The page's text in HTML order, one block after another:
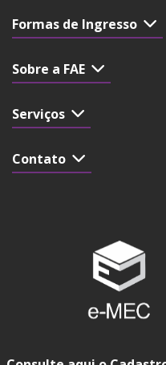
Formas de Ingresso
Sobre a FAE
Serviços
Contato